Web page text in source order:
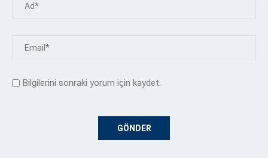
Bilgilerini sonraki yorum için kaydet.